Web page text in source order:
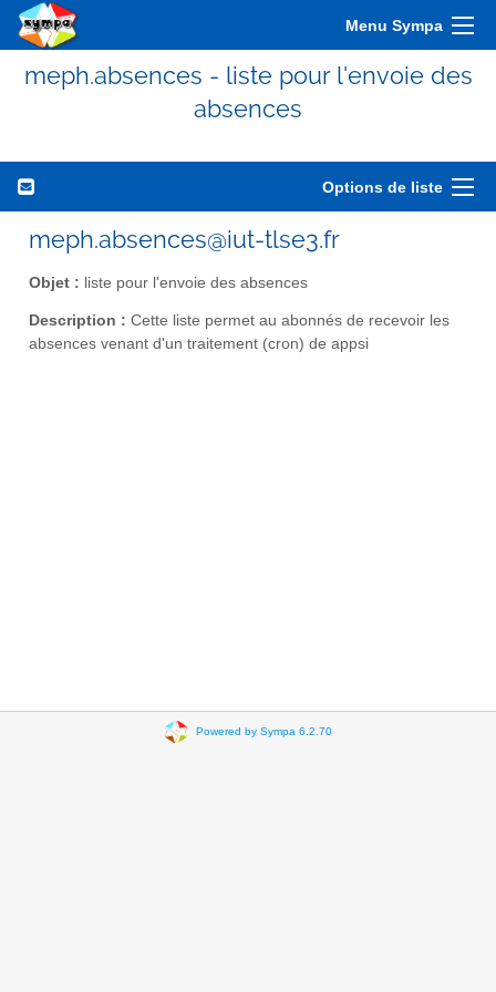
Menu Sympa
meph.absences - liste pour l'envoie des
absences
Options de liste
meph.absences@iut-tlse3.fr
Objet : liste pour l'envoie des absences
Description : Cette liste permet au abonnés de recevoir les
absences venant d'un traitement (cron) de appsi
Powered by Sympa 6.2.70